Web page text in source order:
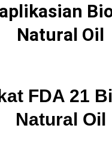
Natural Oil
FDA 21
Natural Oil